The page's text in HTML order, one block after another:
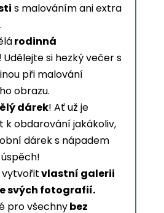
s malováním ani extra
rodinná
Udělejte si hezký večer s
při malování
obrazu.
dárek! Ať už je
k obdarování jakákoliv,
dárek s nápadem
vytvořitvlastní galerii
svých fotografií.
pro všechnybez